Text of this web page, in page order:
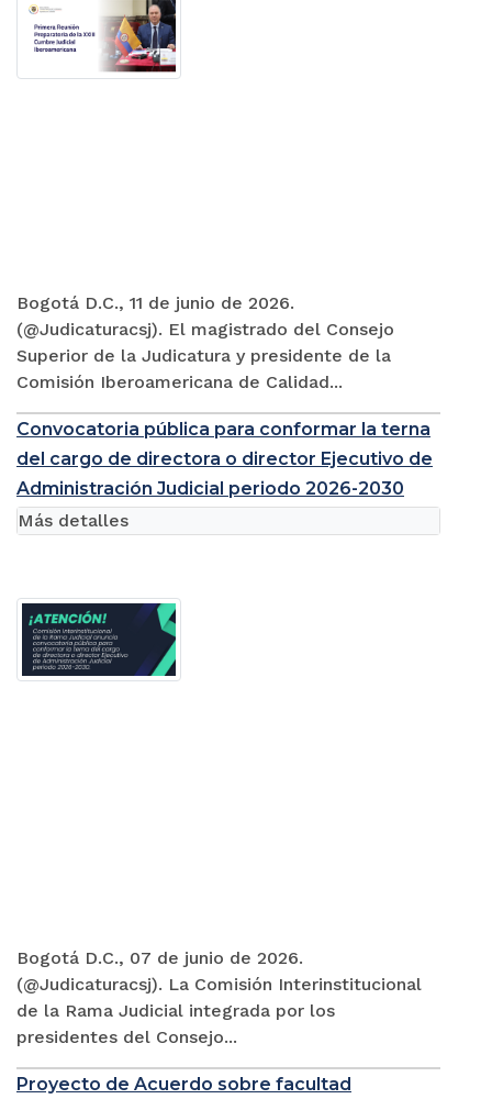
Bogotá D.C., 11 de junio de 2026.
(@Judicaturacsj). El magistrado del Consejo
Superior de la Judicatura y presidente de la
Comisión Iberoamericana de Calidad...
Convocatoria pública para conformar la terna
del cargo de directora o director Ejecutivo de
Administración Judicial periodo 2026-2030
Bogotá D.C., 07 de junio de 2026.
(@Judicaturacsj). La Comisión Interinstitucional
de la Rama Judicial integrada por los
presidentes del Consejo...
Más detalles
Proyecto de Acuerdo sobre facultad